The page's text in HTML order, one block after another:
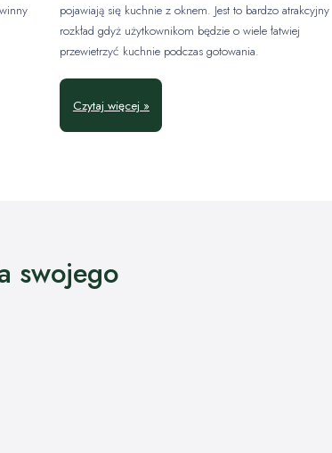
pojawiają się kuchnie z oknem. Jest to bardzo atrakcyjny
rozkład gdyż użytkownikom będzie o wiele łatwiej
przewietrzyć kuchnie podczas gotowania.
Czytaj więcej »
swojego